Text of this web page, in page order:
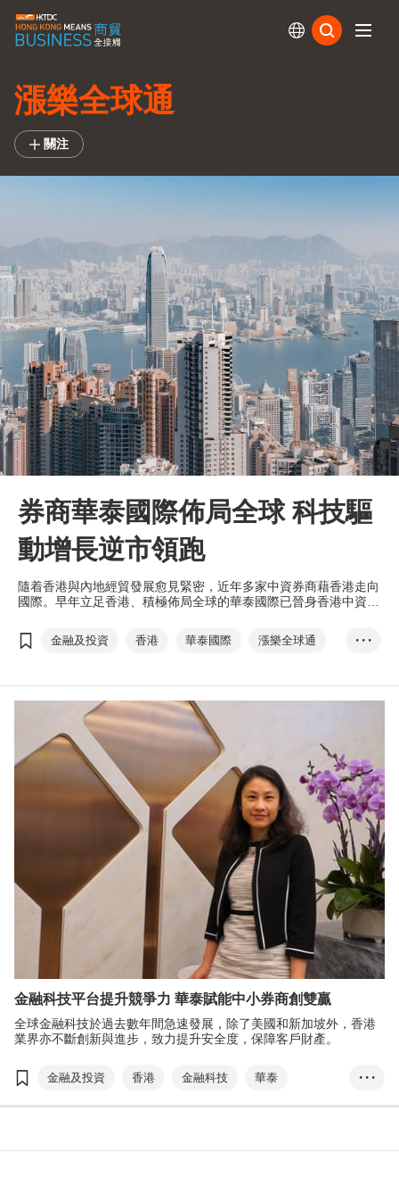
漲樂全球通
關注
券商華泰國際佈局全球 科技驅
動增長逆市領跑
隨着香港與內地經貿發展愈見緊密，近年多家中資券商藉香港走向
國際。早年立足香港、積極佈局全球的華泰國際已晉身香港中資券
金融及投資 香港 華泰國際
漲樂全球通
推動高貿量發展•香港論壇
• • •
金融科技平台提升競爭力 華泰賦能中小券商創雙贏
全球金融科技於過去數年間急速發展，除了美國和新加坡外，香港
業界亦不斷創新與進步，致力提升安全度，保障客戶財產。
金融及投資 香港 金融科技
華泰
朱亞莉
數碼化 漲樂全球通
網絡安全
國內國際雙循環
• • •